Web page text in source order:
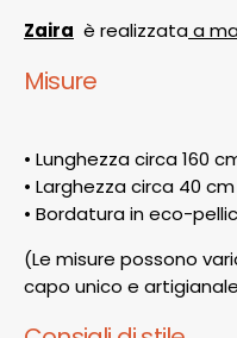
Zaira è realizzataa
Misure
• Lunghezza circa 160
• Larghezza circa 40 cm
• Bordatura in eco-
(Le misure possono
capo unico e